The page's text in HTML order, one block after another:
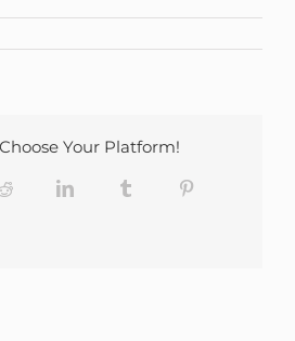
Your Platform!
Reddit LinkedIn Tumblr